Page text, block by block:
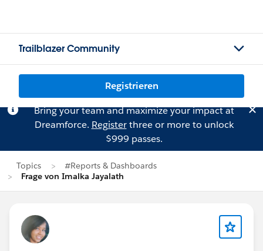
Trailblazer Community
Registrieren
Bring your team and maximize your impact at
Dreamforce. Registerthree or more to unlock
$999 passes.
Topics
#Reports & Dashboards
Frage von Imalka Jayalath